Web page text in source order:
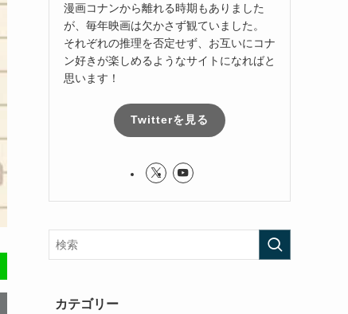
漫画コナンから離れる時期もありました
が、毎年映画は欠かさず観ていました。
それぞれの推理を否定せず、お互いにコナ
ン好きが楽しめるようなサイトになればと
思います！
Twitterを見る
カテゴリー